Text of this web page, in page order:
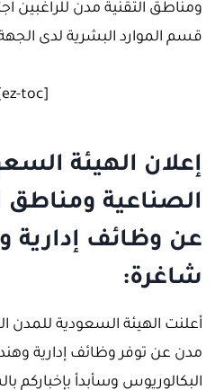
ومناطق التقنية مدن للراغبين
قسم الموارد البشرية لدى
[ez-toc]
إعلان الهيئة
الصناعية ومناطق
عن وظائف إدارية
شاغرة:
أعلنت الهيئة السعودية للمدن
مدن عن توفر وظائف إدارية
البكالوريوس وسأبدأ بإخباركم